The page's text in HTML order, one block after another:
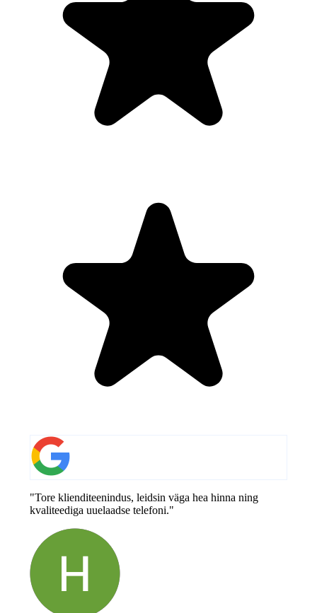
"Tore klienditeenindus, leidsin väga hea hinna ning
kvaliteediga uuelaadse telefoni."